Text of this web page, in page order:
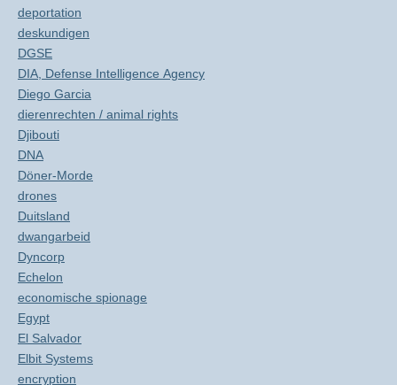
deportation
deskundigen
DGSE
DIA, Defense Intelligence Agency
Diego Garcia
dierenrechten / animal rights
Djibouti
DNA
Döner-Morde
drones
Duitsland
dwangarbeid
Dyncorp
Echelon
economische spionage
Egypt
El Salvador
Elbit Systems
encryption